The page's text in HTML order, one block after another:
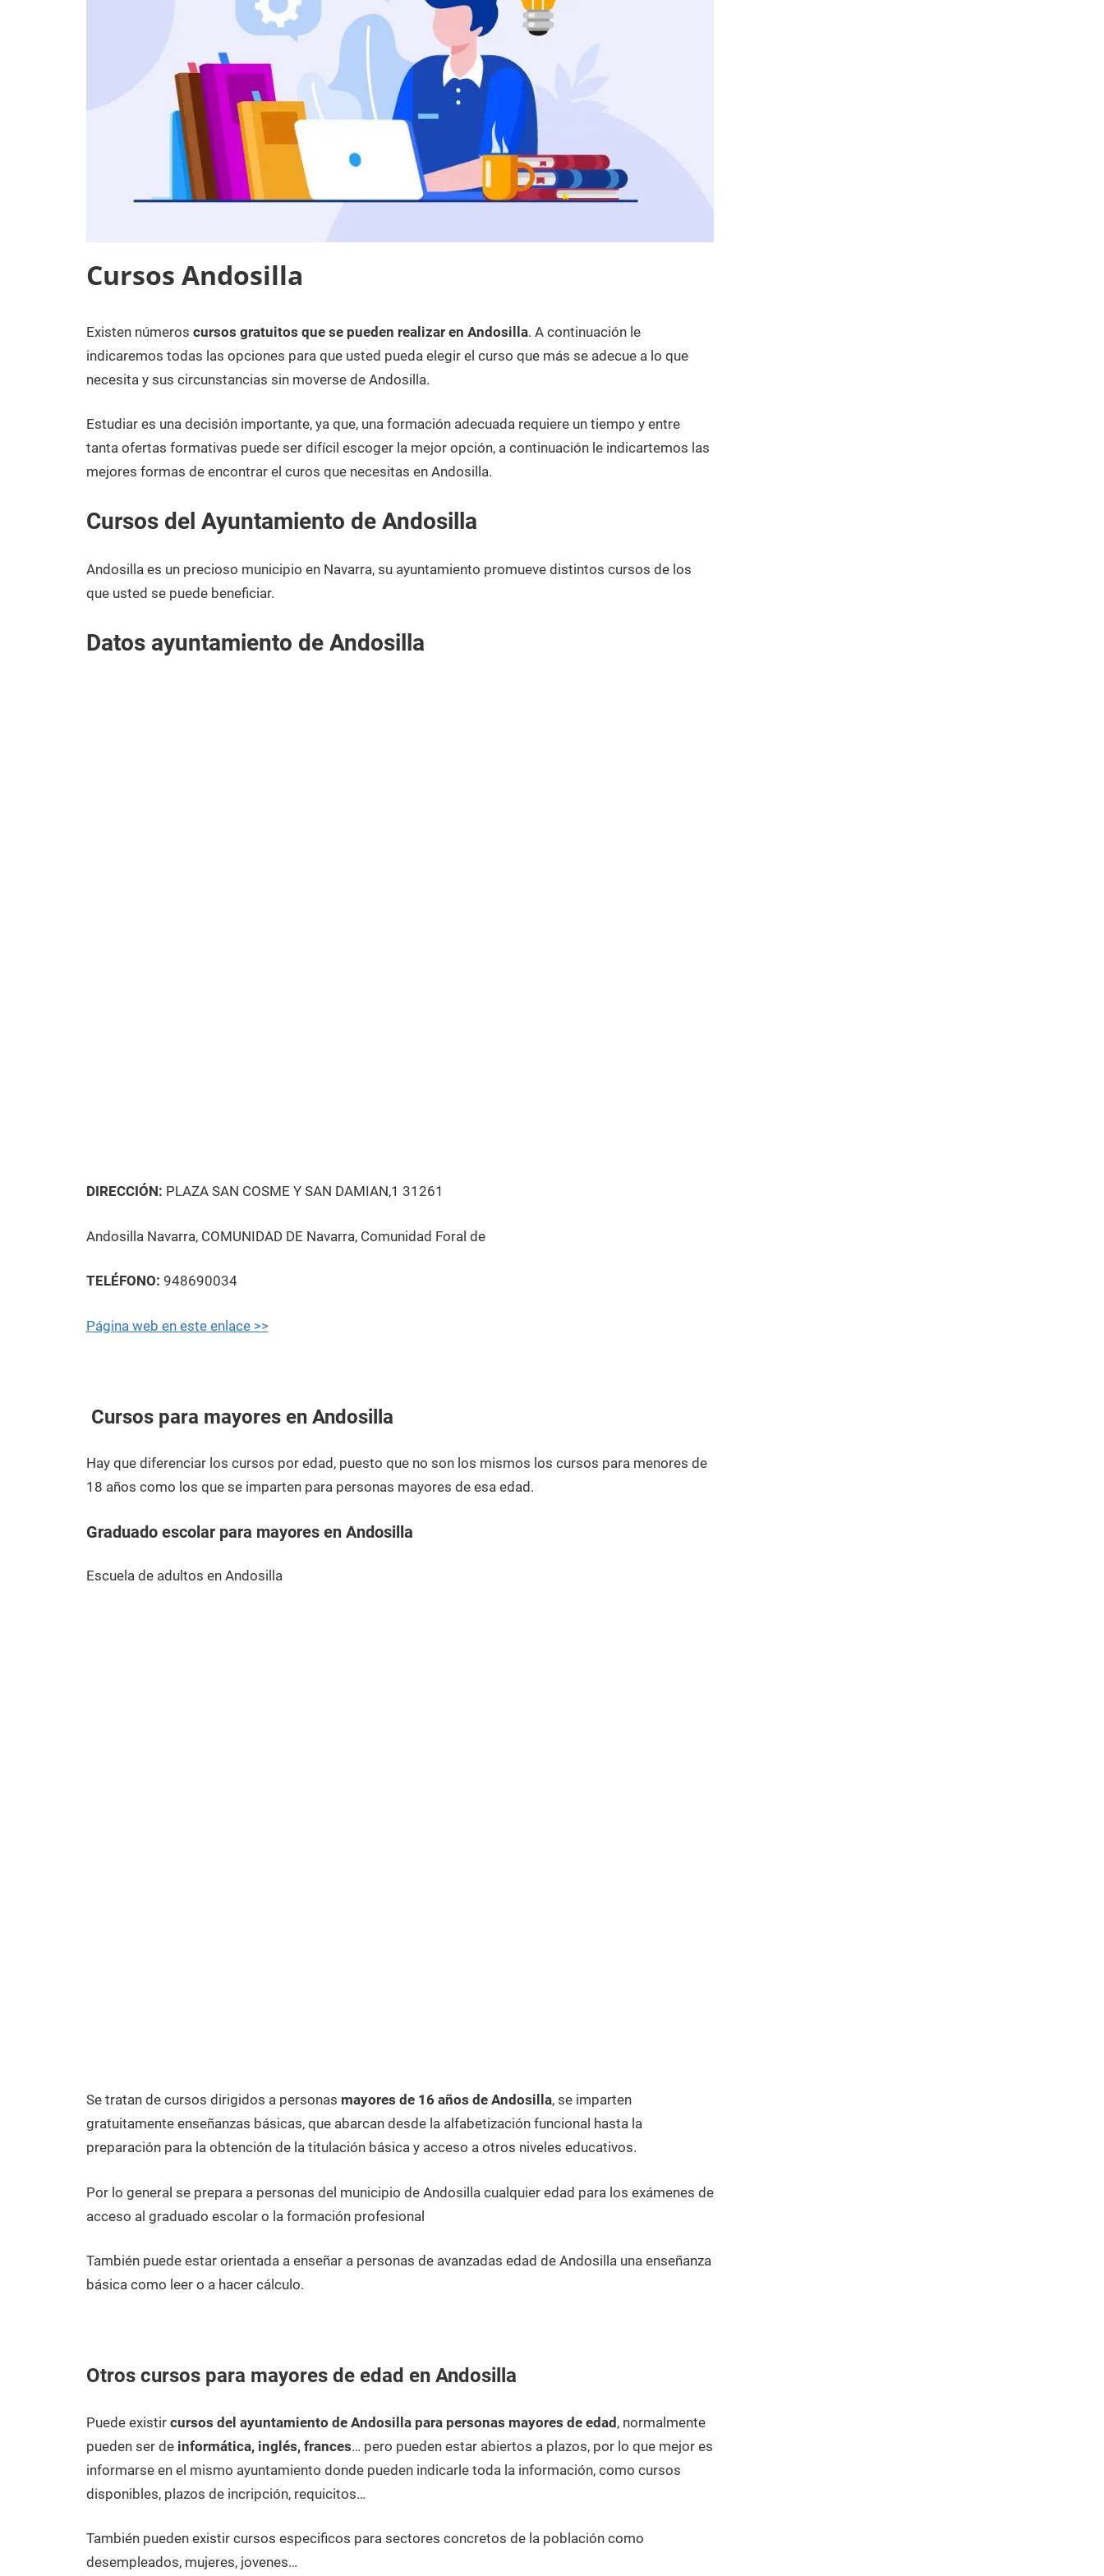
Cursos Andosilla
8
de
diciembre
2020
Maria
Cursos
en
Navarra
Existen números cursos gratuitos que se pueden realizar en Andosilla. A continuación le
indicaremos todas las opciones para que usted pueda elegir el curso que más se adecue a lo que
necesita y sus circunstancias sin moverse de Andosilla.
Estudiar es una decisión importante, ya que, una formación adecuada requiere un tiempo y entre
tanta ofertas formativas puede ser difícil escoger la mejor opción, a continuación le indicartemos las
mejores formas de encontrar el curos que necesitas en Andosilla.
Cursos del Ayuntamiento de Andosilla
Andosilla es un precioso municipio en Navarra, su ayuntamiento promueve distintos cursos de los
que usted se puede beneficiar.
Datos ayuntamiento de Andosilla
DIRECCIÓN: PLAZA SAN COSME Y SAN DAMIAN,1 31261
Andosilla Navarra, COMUNIDAD DE Navarra, Comunidad Foral de
TELÉFONO: 948690034
Página web en este enlace >>
Cursos para mayores en Andosilla
Hay que diferenciar los cursos por edad, puesto que no son los mismos los cursos para menores de
18 años como los que se imparten para personas mayores de esa edad.
Graduado escolar para mayores en Andosilla
Escuela de adultos en Andosilla
Se tratan de cursos dirigidos a personas mayores de 16 años de Andosilla, se imparten
gratuitamente enseñanzas básicas, que abarcan desde la alfabetización funcional hasta la
preparación para la obtención de la titulación básica y acceso a otros niveles educativos.
Por lo general se prepara a personas del municipio de Andosilla cualquier edad para los exámenes de
acceso al graduado escolar o la formación profesional
También puede estar orientada a enseñar a personas de avanzadas edad de Andosilla una enseñanza
básica como leer o a hacer cálculo.
Otros cursos para mayores de edad en Andosilla
Puede existir cursos del ayuntamiento de Andosilla para personas mayores de edad, normalmente
pueden ser de informática, inglés, frances… pero pueden estar abiertos a plazos, por lo que mejor es
informarse en el mismo ayuntamiento donde pueden indicarle toda la información, como cursos
disponibles, plazos de incripción, requicitos…
También pueden existir cursos especificos para sectores concretos de la población como
desempleados, mujeres, jovenes…